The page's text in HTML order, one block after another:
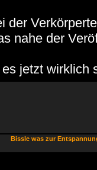
der
nahe der
jetzt wirklich
Bissle was zur